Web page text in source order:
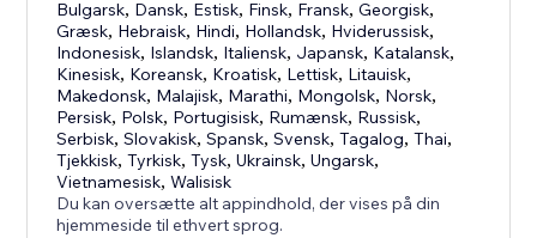
Bulgarsk, Dansk, Estisk, Finsk, Fransk,Georgisk,
Græsk, Hebraisk, Hindi, Hollandsk, Hviderussisk,
Indonesisk, Islandsk, Italiensk, Japansk, Katalansk,
Kinesisk, Koreansk, Kroatisk, Lettisk, Litauisk,
Makedonsk, Malajisk, Marathi, Mongolsk, Norsk,
Persisk, Polsk, Portugisisk, Rumænsk, Russisk,
Serbisk,Slovakisk,Spansk,Svensk,Tagalog,Thai,
Tjekkisk,Tyrkisk,Tysk,Ukrainsk,Ungarsk,
Vietnamesisk,Walisisk
Du kan oversætte alt appindhold, der vises på din
hjemmeside til ethvert sprog.